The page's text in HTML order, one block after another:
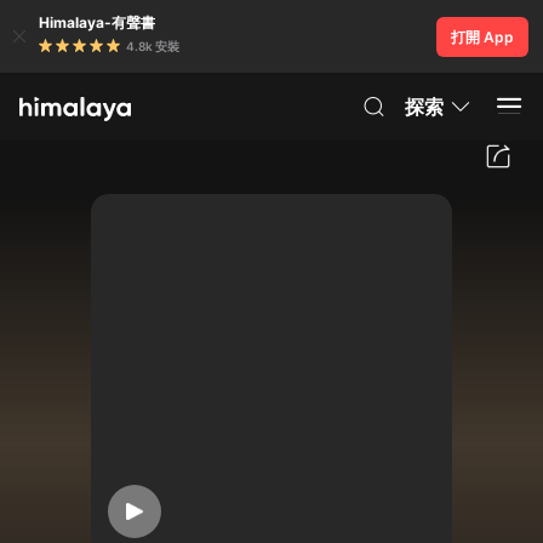
Himalaya-有聲書
4.8k 安裝
打開 App
探索